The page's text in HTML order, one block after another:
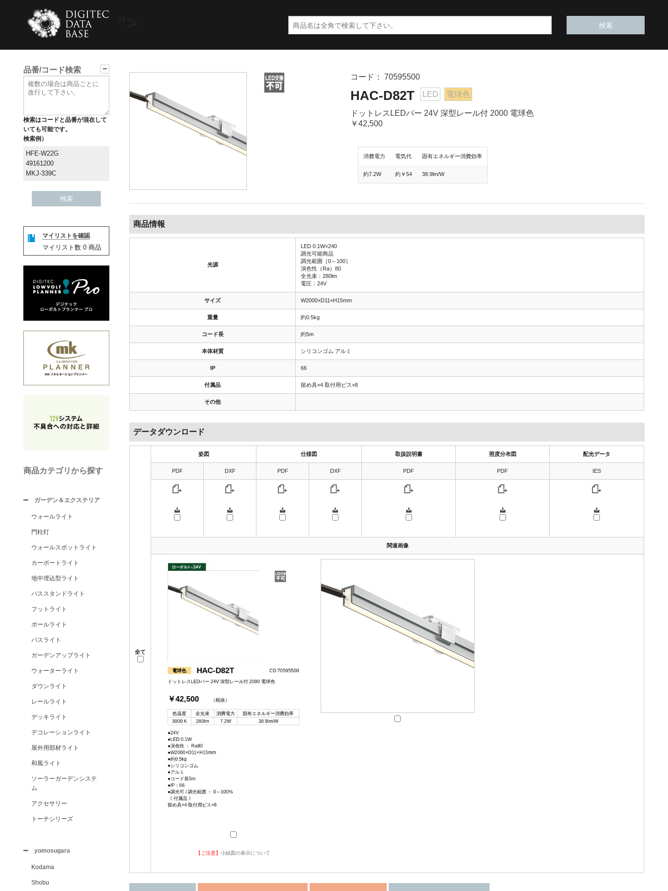
品番/コード検索
検索はコードと品番が混在して
いても可能です。
検索例）
HFE-W22G
49161200
MKJ-339C
マイリストを確認
マイリスト数 0 商品
商品カテゴリから探す
ガーデン＆エクステリア
ウォールライト
門柱灯
ウォールスポットライト
カーポートライト
地中埋込型ライト
パススタンドライト
フットライト
ポールライト
パスライト
ガーデンアップライト
ウォーターライト
ダウンライト
レールライト
デッキライト
デコレーションライト
屋外用部材ライト
和風ライト
ソーラーガーデンシステ
ム
アクセサリー
トーチシリーズ
yomosugara
Kodama
Shobu
コード： 70595500
HAC-D82T LED 電球色
ドットレスLEDバー 24V 深型レール付 2000 電球色
￥42,500
消費電力 電気代 固有エネルギー消費効率
約7.2W 約￥54 38.9lm/W
商品情報
光源
LED 0.1W×240
調光可能商品
調光範囲［0～100］
演色性（Ra）80
全光束：280lm
電圧：24V
サイズ W2000×D11×H15mm
重量 約0.5kg
コード長 約5m
本体材質 シリコンゴム アルミ
IP 66
付属品 留め具×4 取付用ビス×8
その他
データダウンロード
全て
姿図 仕様図 取扱説明書 照度分布図 配光データ
PDF DXF PDF DXF PDF PDF IES
関連画像
【ご注意】小組図の表示について